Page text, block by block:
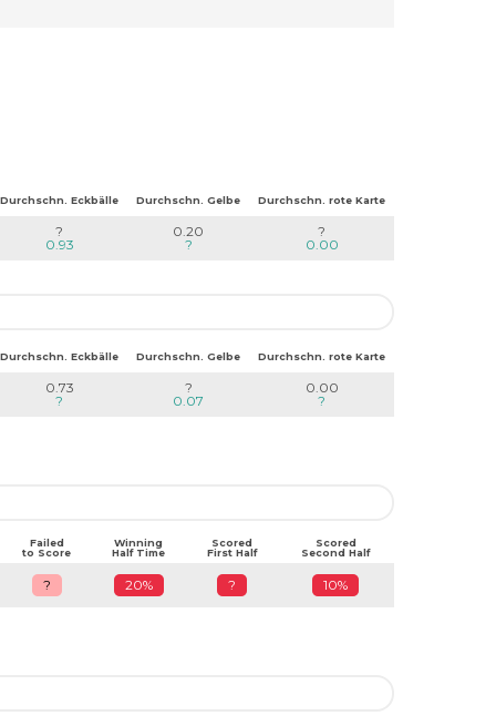
Durchschn. Eckbälle Durchschn. Gelbe Durchschn. rote Karte
?
0.93
0.20
?
?
0.00
Durchschn. Eckbälle Durchschn. Gelbe Durchschn. rote Karte
0.73
?
?
0.07
0.00
?
Failed
to Score
Winning
Half Time
Scored
First Half
Scored
Second Half
? 20% ? 10%